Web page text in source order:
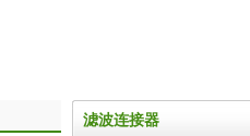
滤波连接器